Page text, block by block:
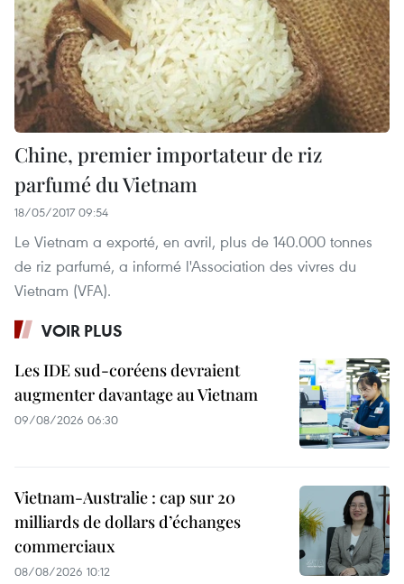
Chine, premier importateur de riz
parfumé du Vietnam
18/05/2017 09:54
Le Vietnam a exporté, en avril, plus de 140.000 tonnes
de riz parfumé, a informé l'Association des vivres du
Vietnam (VFA).
VOIR PLUS
Les IDE sud-coréens devraient
augmenter davantage au Vietnam
09/08/2026 06:30
Vietnam-Australie : cap sur 20
milliards de dollars d’échanges
commerciaux
08/08/2026 10:12